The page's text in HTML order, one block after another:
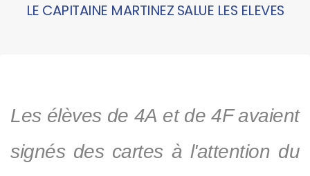
LE CAPITAINE MARTINEZ SALUE LES ELEVES
Les élèves de 4A et de 4F avaient
signés des cartes à l'attention du